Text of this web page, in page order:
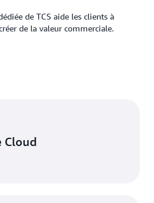
de TCS aide les clients à
de la valeur commerciale.
Cloud